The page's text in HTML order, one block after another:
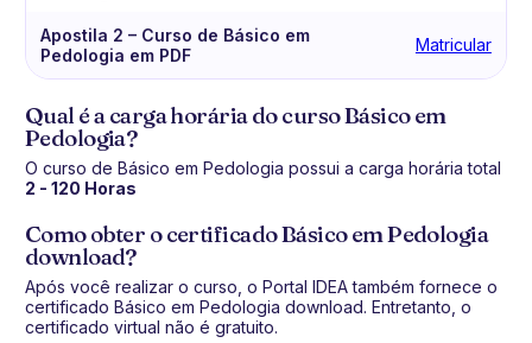
Apostila 2 – Curso de Básico em
Pedologia em PDF
Matricular
Qual é a carga horária do curso Básico em
Pedologia?
O curso de Básico em Pedologia possui a carga horária total
2 - 120 Horas
Como obter o certificado Básico em Pedologia
download?
Após você realizar o curso, o Portal IDEA também fornece o
certificado Básico em Pedologia download. Entretanto, o
certificado virtual não é gratuito.